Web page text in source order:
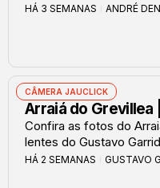
HÁ 3 SEMANAS ANDRÉ
CÂMERA JAUCLICK
Arraiá do Grevillea
Confira as fotos do
lentes do Gustavo
HÁ 2 SEMANAS GUSTAVO